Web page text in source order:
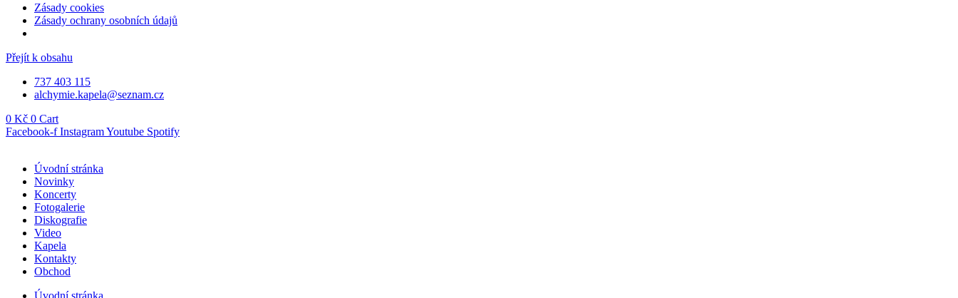
Zásady cookies
Zásady ochrany osobních údajů
Přejít k obsahu
737 403 115
alchymie.kapela@seznam.cz
0 Kč 0 Cart
Facebook-f InstagramYoutube Spotify
Úvodní stránka
Novinky
Koncerty
Fotogalerie
Diskografie
Video
Kapela
Kontakty
Obchod
Úvodní stránka